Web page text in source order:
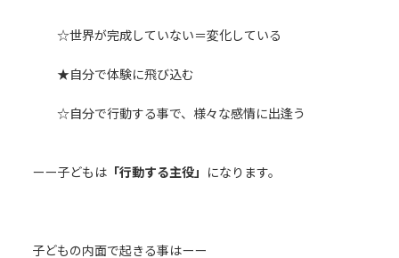
☆世界が完成していない＝変化している
★自分で体験に飛び込む
☆自分で行動する事で、様々な感情に出逢う
ーー子どもは 「行動する主役」 になります。
子どもの内面で起きる事はーー